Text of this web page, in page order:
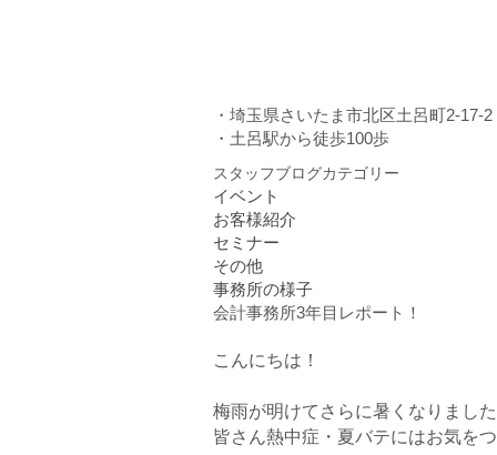
・埼玉県さいたま市北区土呂町2-
・土呂駅から徒歩100歩
スタッフブログカテゴリー
イベント
お客様紹介
セミナー
その他
事務所の様子
会計事務所3年目レポート！
こんにちは！
梅雨が明けてさらに暑くなりまし
皆さん熱中症・夏バテにはお気を